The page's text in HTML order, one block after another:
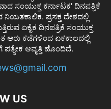
ಸಂಯುಕ್ತ ಕರ್ನಾಟಕ' ದಿನಪತ್ರಿಕೆ
ನಿಯತಕಾಲಿಕ. ಪ್ರಸಕ್ತ ದೇಶದಲ್ಲಿ
ಏಕೈಕ ದಿನಪತ್ರಿಕೆ ಸಂಯುಕ್ತ
ಆರು ಕಡೆಗಳಿಂದ ಏಕಕಾಲದಲ್ಲಿ
ಪತ್ಯೇಕ ಆವೃತ್ತಿ ಹೊಂದಿದೆ.
US